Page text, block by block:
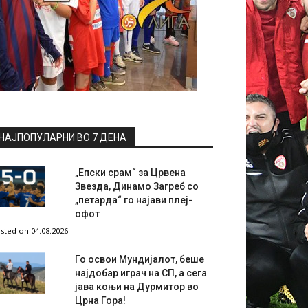
ВО 7 ДЕНА
„Епски срам“ за Црвена
Звезда, Динамо Загреб со
„петарда“ го најави плеј-
офот
on 04.08.2026
Го освои Мундијалот, беше
најдобар играч на СП, а сега
јава коњи на Дурмитор во
Црна Гора!